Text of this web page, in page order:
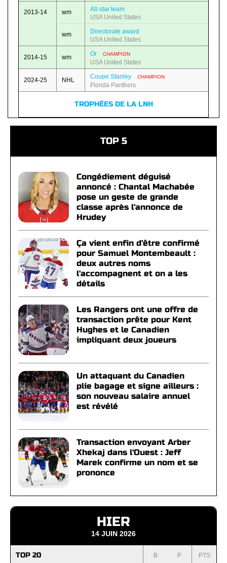
2013-14 wm
All-star team
USA United States
wm
Directorate award
USA United States
2014-15 wm Or CHAMPION
USA United States
2024-25 NHL Coupe Stanley CHAMPION
Florida Panthers
TROPHÉES DE LA LNH
TOP 5
Congédiement déguisé
annoncé : Chantal Machabée
pose un geste de grande
classe après l'annonce de
Hrudey
Ça vient enfin d'être confirmé
pour Samuel Montembeault :
deux autres noms
l'accompagnent et on a les
détails
Les Rangers ont une offre de
transaction prête pour Kent
Hughes et le Canadien
impliquant deux joueurs
Un attaquant du Canadien
plie bagage et signe ailleurs :
son nouveau salaire annuel
est révélé
Transaction envoyant Arber
Xhekaj dans l'Ouest : Jeff
Marek confirme un nom et se
prononce
HIER
14 JUIN 2026
TOP 20 B P PTS